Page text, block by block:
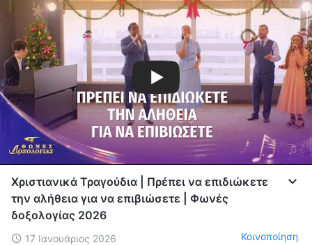
Χριστιανικά Τραγούδια | Πρέπει να επιδιώκετε
την αλήθεια για να επιβιώσετε | Φωνές
δοξολογίας 2026
17 Ιανουάριος 2026 Κοινοποίηση